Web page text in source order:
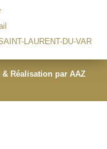
LAURENT-DU-VAR
Réalisation par AAZ